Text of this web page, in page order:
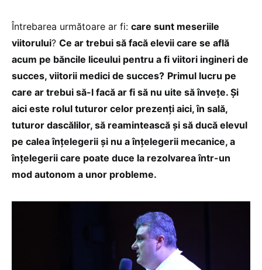
Întrebarea următoare ar fi: care sunt meseriile
viitorului? Ce ar trebui să facă elevii care se află
acum pe băncile liceului pentru a fi viitori ingineri de
succes, viitorii medici de succes? Primul lucru pe
care ar trebui să-l facă ar fi să nu uite să învețe. Și
aici este rolul tuturor celor prezenți aici, în sală,
tuturor dascălilor, să reamintească și să ducă elevul
pe calea înțelegerii și nu a înțelegerii mecanice, a
înțelegerii care poate duce la rezolvarea într-un
mod autonom a unor probleme.